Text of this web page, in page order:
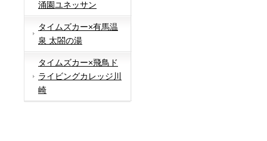
涌園ユネッサン
タイムズカー×有馬温
泉 太閤の湯
タイムズカー×飛鳥ド
ライビングカレッジ川
崎